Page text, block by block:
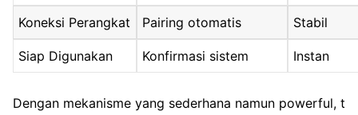
Koneksi Perangkat Pairing otomatis Stabil
Siap Digunakan Konfirmasi sistem Instan
Dengan mekanisme yang sederhana namun powerful, t